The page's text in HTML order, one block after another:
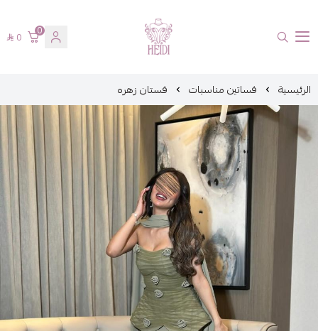
هايدي فاشن
0
0
الرئيسية فساتين مناسبات فستان زهره